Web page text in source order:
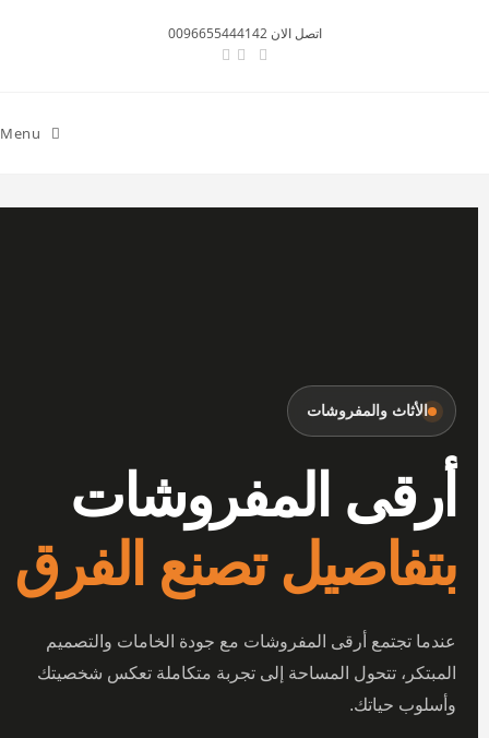
اتصل الان 0096655444142
Menu
الأثاث والمفروشات
أرقى المفروشات
بتفاصيل تصنع الفرق
عندما تجتمع أرقى المفروشات مع جودة الخامات والتصميم
المبتكر، تتحول المساحة إلى تجربة متكاملة تعكس شخصيتك
وأسلوب حياتك.